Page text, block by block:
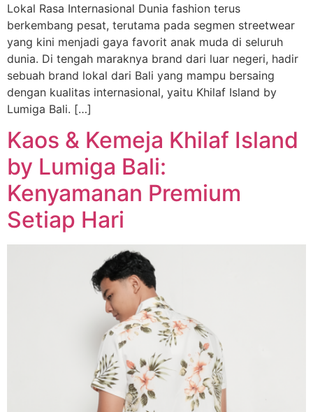
Lokal Rasa Internasional Dunia fashion terus
berkembang pesat, terutama pada segmen streetwear
yang kini menjadi gaya favorit anak muda di seluruh
dunia. Di tengah maraknya brand dari luar negeri, hadir
sebuah brand lokal dari Bali yang mampu bersaing
dengan kualitas internasional, yaitu Khilaf Island by
Lumiga Bali. […]
Kaos & Kemeja Khilaf Island
by Lumiga Bali:
Kenyamanan Premium
Setiap Hari